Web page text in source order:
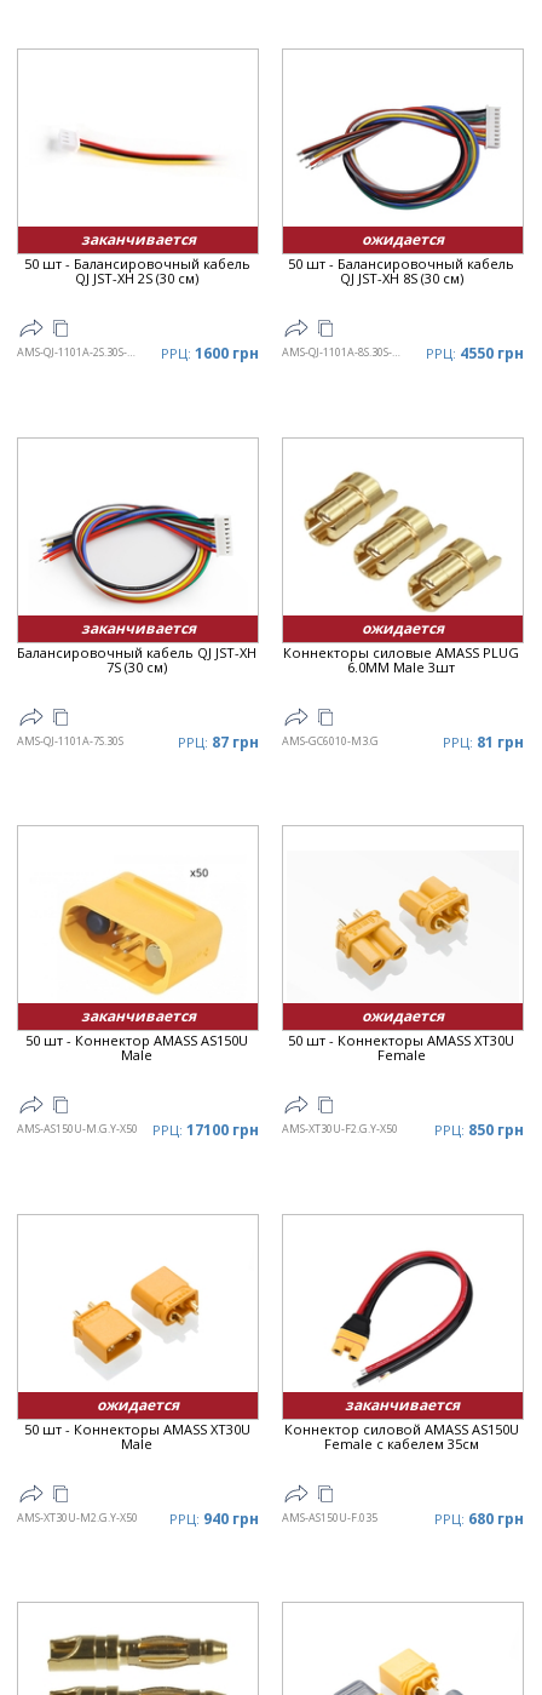
заканчивается
50 шт - Балансировочный кабель
QJ JST-XH 2S (30 см)
AMS-QJ-1101A-2S.30S-X50 РРЦ: 1600 грн
ожидается
50 шт - Балансировочный кабель
QJ JST-XH 8S (30 см)
AMS-QJ-1101A-8S.30S-X50 РРЦ: 4550 грн
заканчивается
Балансировочный кабель QJ JST-XH
7S (30 см)
AMS-QJ-1101A-7S.30S РРЦ: 87 грн
ожидается
Коннекторы силовые AMASS PLUG
6.0MM Male 3шт
AMS-GC6010-M3.G РРЦ: 81 грн
заканчивается
50 шт - Коннектор AMASS AS150U
Male
AMS-AS150U-M.G.Y-X50 РРЦ: 17100 грн
ожидается
50 шт - Коннекторы AMASS XT30U
Female
AMS-XT30U-F2.G.Y-X50 РРЦ: 850 грн
ожидается
50 шт - Коннекторы AMASS XT30U
Male
AMS-XT30U-M2.G.Y-X50 РРЦ: 940 грн
заканчивается
Коннектор силовой AMASS AS150U
Female с кабелем 35см
AMS-AS150U-F.035 РРЦ: 680 грн